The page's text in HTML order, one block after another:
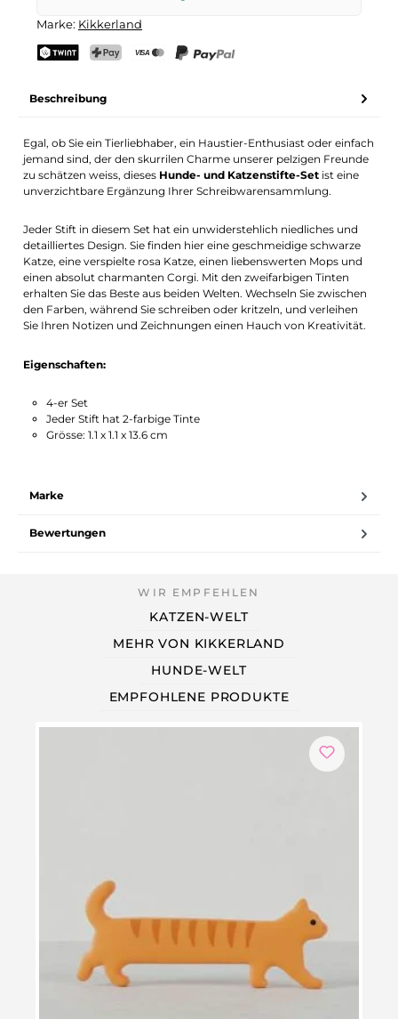
Marke: Kikkerland
Beschreibung
Egal, ob Sie ein Tierliebhaber, ein Haustier-Enthusiast oder einfach
jemand sind, der den skurrilen Charme unserer pelzigen Freunde
zu schätzen weiss, dieses Hunde- und Katzenstifte-Set ist eine
unverzichtbare Ergänzung Ihrer Schreibwarensammlung.
Jeder Stift in diesem Set hat ein unwiderstehlich niedliches und
detailliertes Design. Sie finden hier eine geschmeidige schwarze
Katze, eine verspielte rosa Katze, einen liebenswerten Mops und
einen absolut charmanten Corgi. Mit den zweifarbigen Tinten
erhalten Sie das Beste aus beiden Welten. Wechseln Sie zwischen
den Farben, während Sie schreiben oder kritzeln, und verleihen
Sie Ihren Notizen und Zeichnungen einen Hauch von Kreativität.
Eigenschaften:
4-er Set
Jeder Stift hat 2-farbige Tinte
Grösse: 1.1 x 1.1 x 13.6 cm
Marke
Bewertungen
KATZEN-WELT
MEHR VON KIKKERLAND
HUNDE-WELT
EMPFOHLENE PRODUKTE